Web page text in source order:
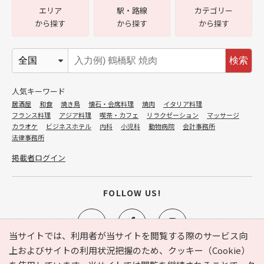
当サイトでは、利用者が当サイトを閲覧する際のサービス向
上およびサイトの利用状況把握のため、クッキー（Cookie）
エリア
から探す
駅・路線
から探す
カテゴリー
から探す
検索
人気キーワード
居酒屋 和食 焼き鳥 懐石・会席料理 焼肉
イタリア料理
フランス料理
アジア料理 喫茶・カフェ リラクゼーション
マッサージ
カラオケ
ビジネスホテル 内科 小児科 動物病院
会計事務所
法律事務所
掲載者ログイン
FOLLOW US!